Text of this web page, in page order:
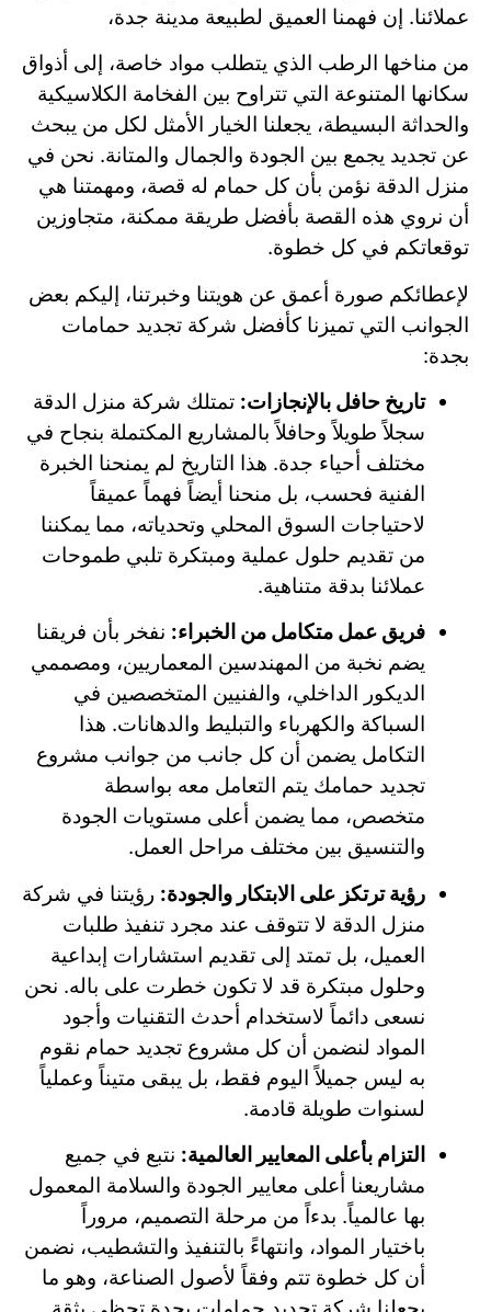
عملائنا. إن فهمنا العميق لطبيعة مدينة جدة،
من مناخها الرطب الذي يتطلب مواد خاصة، إلى أذواق
سكانها المتنوعة التي تتراوح بين الفخامة الكلاسيكية
والحداثة البسيطة، يجعلنا الخيار الأمثل لكل من يبحث
عن تجديد يجمع بين الجودة والجمال والمتانة. نحن في
منزل الدقة نؤمن بأن كل حمام له قصة، ومهمتنا هي
أن نروي هذه القصة بأفضل طريقة ممكنة، متجاوزين
توقعاتكم في كل خطوة.
لإعطائكم صورة أعمق عن هويتنا وخبرتنا، إليكم بعض
الجوانب التي تميزنا كأفضل شركة تجديد حمامات
بجدة:
تاريخ حافل بالإنجازات: تمتلك شركة منزل الدقة
سجلاً طويلاً وحافلاً بالمشاريع المكتملة بنجاح في
مختلف أحياء جدة. هذا التاريخ لم يمنحنا الخبرة
الفنية فحسب، بل منحنا أيضاً فهماً عميقاً
لاحتياجات السوق المحلي وتحدياته، مما يمكننا
من تقديم حلول عملية ومبتكرة تلبي طموحات
عملائنا بدقة متناهية.
فريق عمل متكامل من الخبراء: نفخر بأن فريقنا
يضم نخبة من المهندسين المعماريين، ومصممي
الديكور الداخلي، والفنيين المتخصصين في
السباكة والكهرباء والتبليط والدهانات. هذا
التكامل يضمن أن كل جانب من جوانب مشروع
تجديد حمامك يتم التعامل معه بواسطة
متخصص، مما يضمن أعلى مستويات الجودة
والتنسيق بين مختلف مراحل العمل.
رؤية ترتكز على الابتكار والجودة: رؤيتنا في شركة
منزل الدقة لا تتوقف عند مجرد تنفيذ طلبات
العميل، بل تمتد إلى تقديم استشارات إبداعية
وحلول مبتكرة قد لا تكون خطرت على باله. نحن
نسعى دائماً لاستخدام أحدث التقنيات وأجود
المواد لنضمن أن كل مشروع تجديد حمام نقوم
به ليس جميلاً اليوم فقط، بل يبقى متيناً وعملياً
لسنوات طويلة قادمة.
التزام بأعلى المعايير العالمية: نتبع في جميع
مشاريعنا أعلى معايير الجودة والسلامة المعمول
بها عالمياً. بدءاً من مرحلة التصميم، مروراً
باختيار المواد، وانتهاءً بالتنفيذ والتشطيب، نضمن
أن كل خطوة تتم وفقاً لأصول الصناعة، وهو ما